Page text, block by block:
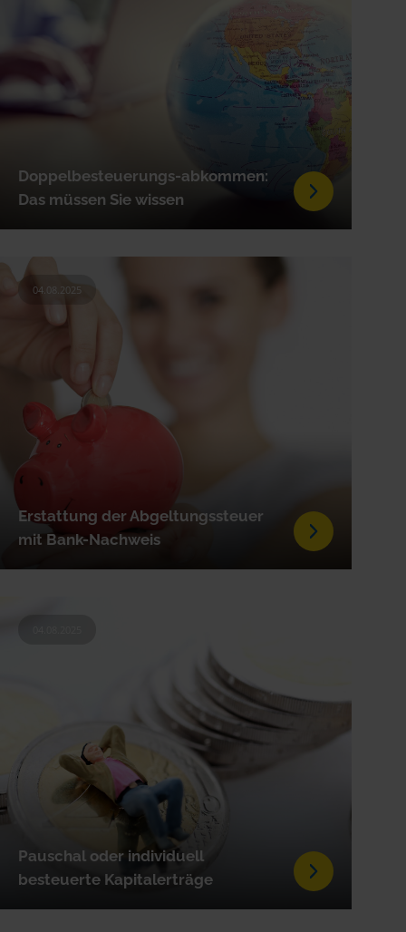
Doppelbesteuerungs-abkommen:
Das müssen Sie wissen
Erstattung der Abgeltungssteuer
mit Bank-Nachweis
04.08.2025
Pauschal oder individuell
besteuerte Kapitalerträge